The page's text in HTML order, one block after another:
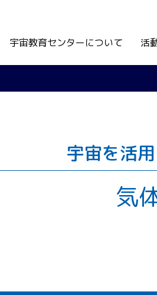
宇宙教育センターについて 活
宇宙を活
気